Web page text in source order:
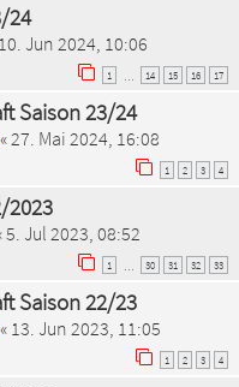
24
10. Jun 2024, 10:06
1 14 15 16 17
Saison 23/24
« 27. Mai 2024, 16:08
1 2 3 4
2023
5. Jul 2023, 08:52
1 30 31 32 33
Saison 22/23
« 13. Jun 2023, 11:05
1 2 3 4